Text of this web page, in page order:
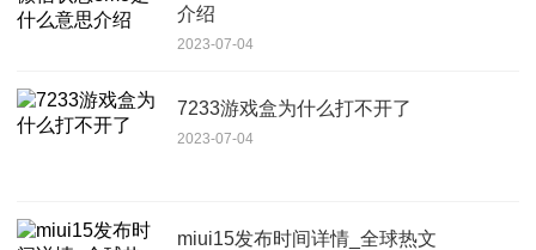
介绍
2023-07-04
7233游戏盒为什么打不开了
2023-07-04
miui15发布时间详情_全球热文